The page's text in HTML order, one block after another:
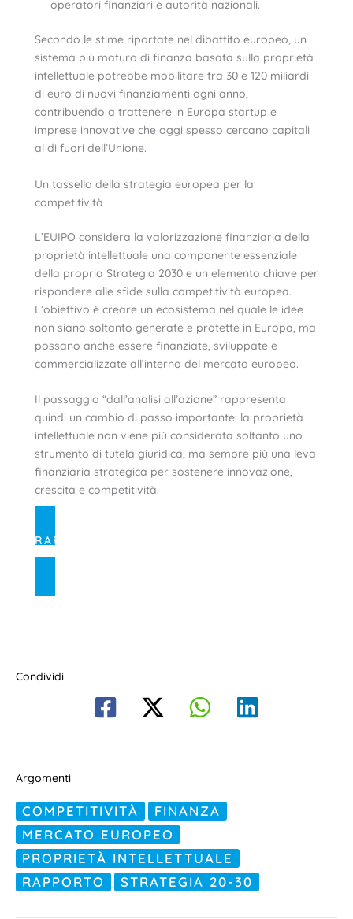
operatori finanziari e autorità nazionali.
Secondo le stime riportate nel dibattito europeo, un
sistema più maturo di finanza basata sulla proprietà
intellettuale potrebbe mobilitare tra 30 e 120 miliardi
di euro di nuovi finanziamenti ogni anno,
contribuendo a trattenere in Europa startup e
imprese innovative che oggi spesso cercano capitali
al di fuori dell’Unione.
Un tassello della strategia europea per la
competitività
L’EUIPO considera la valorizzazione finanziaria della
proprietà intellettuale una componente essenziale
della propria Strategia 2030 e un elemento chiave per
rispondere alle sfide sulla competitività europea.
L’obiettivo è creare un ecosistema nel quale le idee
non siano soltanto generate e protette in Europa, ma
possano anche essere finanziate, sviluppate e
commercializzate all’interno del mercato europeo.
Il passaggio “dall’analisi all’azione” rappresenta
quindi un cambio di passo importante: la proprietà
intellettuale non viene più considerata soltanto uno
strumento di tutela giuridica, ma sempre più una leva
finanziaria strategica per sostenere innovazione,
crescita e competitività.
RAPPORTO “IP-BACKED FINANCE IN
Condividi
Argomenti
COMPETITIVITÀ
FINANZA
MERCATO EUROPEO
PROPRIETÀ INTELLETTUALE
RAPPORTO
STRATEGIA 20-30